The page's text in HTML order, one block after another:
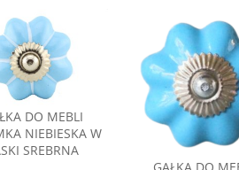
DO MEBLI
NIEBIESKA W
SREBRNA